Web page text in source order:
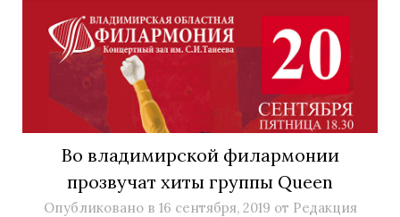
Во владимирской филармонии
прозвучат хиты группы Queen
Опубликовано в 16 сентября, 2019 от Редакция